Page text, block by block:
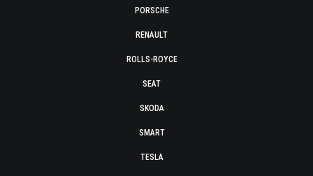
PORSCHE
RENAULT
ROLLS-ROYCE
SEAT
SKODA
SMART
TESLA